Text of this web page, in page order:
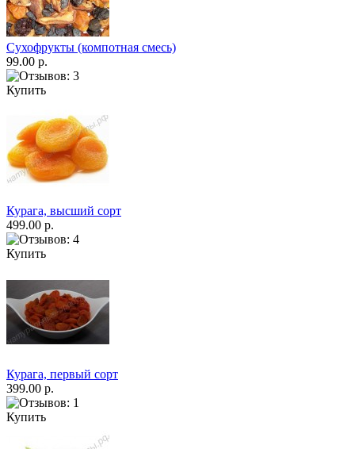
Сухофрукты (компотная смесь)
99.00 р.
Купить
Курага, высший сорт
499.00 р.
Купить
Курага, первый сорт
399.00 р.
Купить